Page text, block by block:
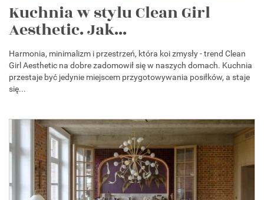
Kuchnia w stylu Clean Girl
Aesthetic. Jak...
Harmonia, minimalizm i przestrzeń, która koi zmysły - trend Clean
Girl Aesthetic na dobre zadomowił się w naszych domach. Kuchnia
przestaje być jedynie miejscem przygotowywania posiłków, a staje
się...